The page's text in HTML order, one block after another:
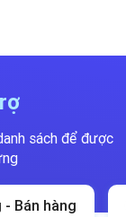
sách để được
Bán hàng